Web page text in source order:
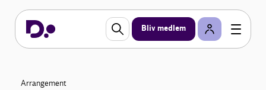
Bliv medlem
Arrangement